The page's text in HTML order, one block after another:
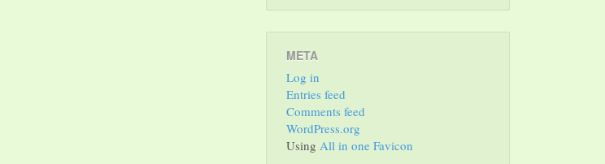
META
Log in
Entries feed
Comments feed
WordPress.org
Using All in one Favicon